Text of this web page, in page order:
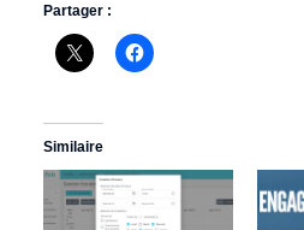
Partager :
Similaire